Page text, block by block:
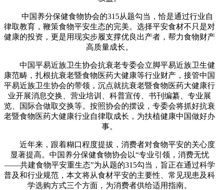
中国养分保健食物协会的315从题勾当，恰是通过行业自
律取教育，鞭策食物平安生态的完美。选择平安食材不只是对
健康的投资，更是用现实步履支撑优良出产者，帮力食物财产
高质量成长。
中国平易近族卫生协会抗衰老专委会立脚平易近族卫生健
康范畴，扎根抗衰老暨食物医药大健康等行业财产，接管中国
平易近族卫生协会的带领，沉点就抗衰老暨食物医药大健康行
业开展消息交换、营业培训、科普宣传、书刊编纂、专业展
览、国际合做取交换等。按照协会的摆设，专委会将抓好抗衰
老暨食物医药大健康行业自律取成长，为扶植健康中国做好办
事。
近年来，跟着糊口程度提拔，消费者对食物平安的关心度
显著提高。中国养分保健食物协会以“专业引领，消费无忧
——共建食物平安重生态”为从题的315勾当，旨正在通过科学
普及和行业规范，本文将从食材平安的主要性、常见现患及科
学选购方式三个方面，为消费者供给适用指南。